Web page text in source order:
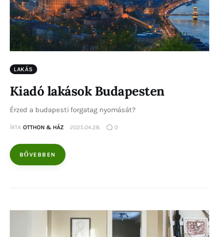
LAKÁS
Kiadó lakások Budapesten
Érzed a budapesti forgatag nyomását?
ÍRTA OTTHON & HÁZ 2025.04.28. 0
BŐVEBBEN